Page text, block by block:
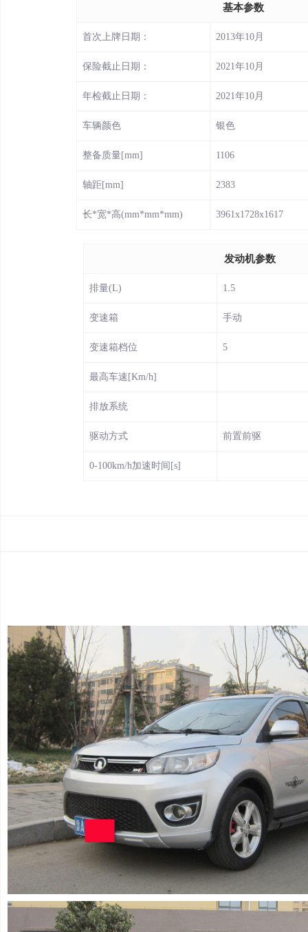
基本参数
首次上牌日期： 2013年10月
保险截止日期： 2021年10月
年检截止日期： 2021年10月
车辆颜色 银色
整备质量[mm] 1106
轴距[mm] 2383
长*宽*高(mm*mm*mm) 3961x1728x1617
发动机参数
排量(L) 1.5
变速箱 手动
变速箱档位 5
最高车速[Km/h]
排放系统
驱动方式 前置前驱
0-100km/h加速时间[s]